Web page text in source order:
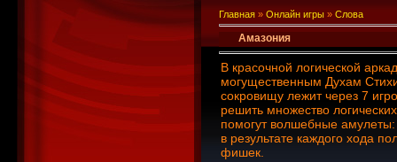
Главная » Онлайн игры » Слова
Амазония
В красочной логической
могущественным Духам
сокровищу лежит через 7
решить множество
помогут волшебные
в результате каждого хода
фишек.